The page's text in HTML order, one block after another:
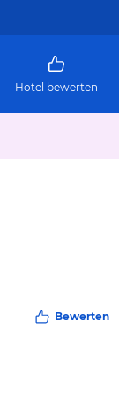
Hotel bewerten
Bewerten